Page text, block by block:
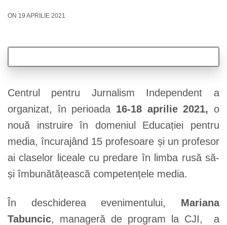
ON 19 APRILIE 2021
Centrul pentru Jurnalism Independent a
organizat, în perioada 16-18 aprilie 2021, o
nouă instruire în domeniul Educației pentru
media, încurajând 15 profesoare și un profesor
ai claselor liceale cu predare în limba rusă să-
și îmbunătățească competențele media.
În deschiderea evenimentului, Mariana
Tabuncic, manageră de program la CJI, a